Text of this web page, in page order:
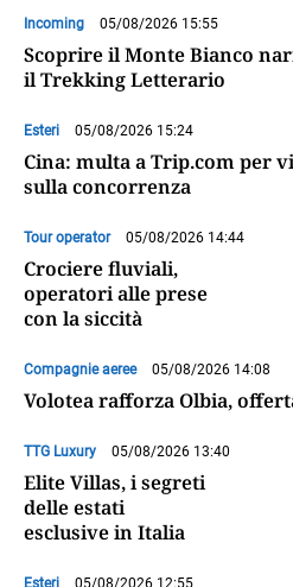
Incoming 05/08/2026 15:55
Scoprire il Monte Bianco
il Trekking Letterario
Esteri 05/08/2026 15:24
Cina: multa a Trip.com per
sulla concorrenza
Tour operator 05/08/2026 14:44
Crociere fluviali,
operatori alle prese
con la siccità
Compagnie aeree 05/08/2026 14:08
Volotea rafforza Olbia,
TTG Luxury 05/08/2026 13:40
Elite Villas, i segreti
delle estati
esclusive in Italia